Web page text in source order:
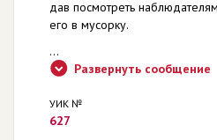
дав посмотреть
его в мусорку.
...
Развернуть сообщение
УИК №
627